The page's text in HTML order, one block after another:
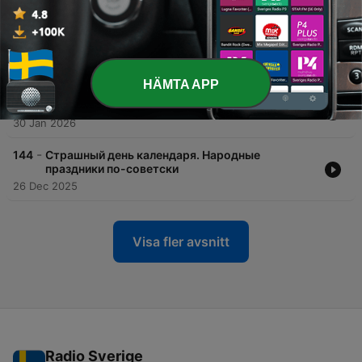
16 Apr 2026
147 - И смех, и грех. Анекдоты
06 Mar 2026
146 - В советском государстве. Новый фольклор
30 Jan 2026
144 - Страшный день календаря. Народные
праздники по-советски
26 Dec 2025
Visa fler avsnitt
Radio Sverige
HÄMTA APP